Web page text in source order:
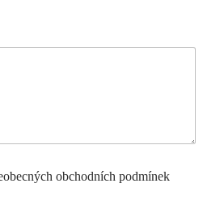
obchodních podmínek